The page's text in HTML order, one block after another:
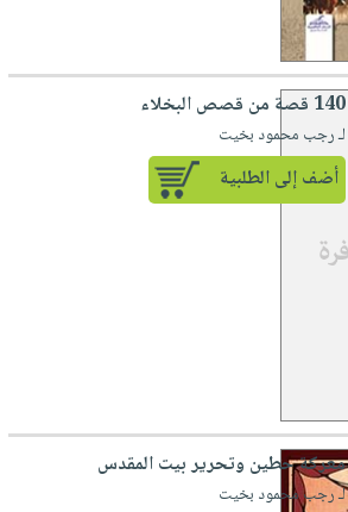
140 قصة من قصص البخلاء
لـ رجب محمود بخيت
أضف إلى الطلبية
معركة حطين وتحرير بيت المقدس
لـ رجب محمود بخيت